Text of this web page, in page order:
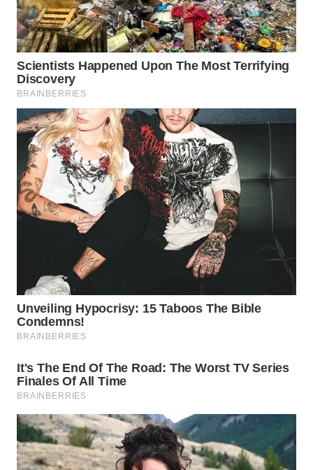
WN
KARAWANG
BEKASI
WN
BOGOR
WN
DEPOK
WN
WN
SAMOSIR
WN
LAWAS
WN
SUMEDANG
WN
CIANJUR